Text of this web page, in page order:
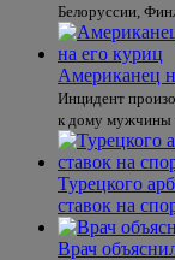
Белоруссии,
Американец
Инцидент
к дому мужчины
Турецкого
ставок на
Врач